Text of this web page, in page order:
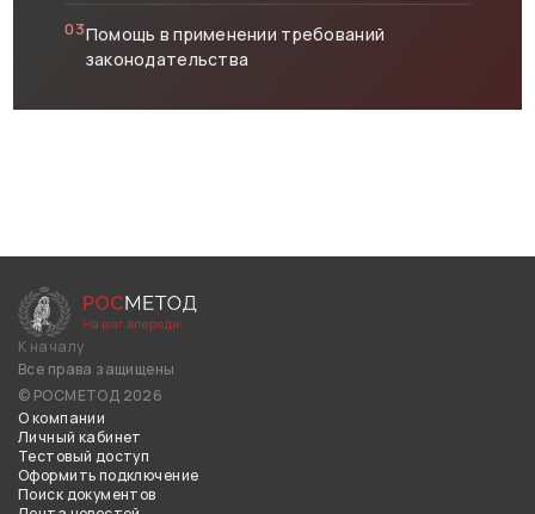
03Помощь в применении требований
законодательства
К началу
Все права защищены
© РОСМЕТОД 2026
О компании
Личный кабинет
Тестовый доступ
Оформить подключение
Поиск документов